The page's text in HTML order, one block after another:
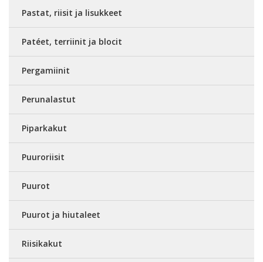
Pastat, riisit ja lisukkeet
Patéet, terriinit ja blocit
Pergamiinit
Perunalastut
Piparkakut
Puuroriisit
Puurot
Puurot ja hiutaleet
Riisikakut